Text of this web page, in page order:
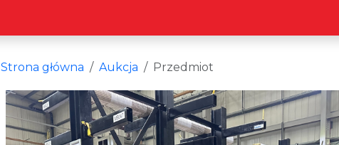
Strona główna Aukcja Przedmiot